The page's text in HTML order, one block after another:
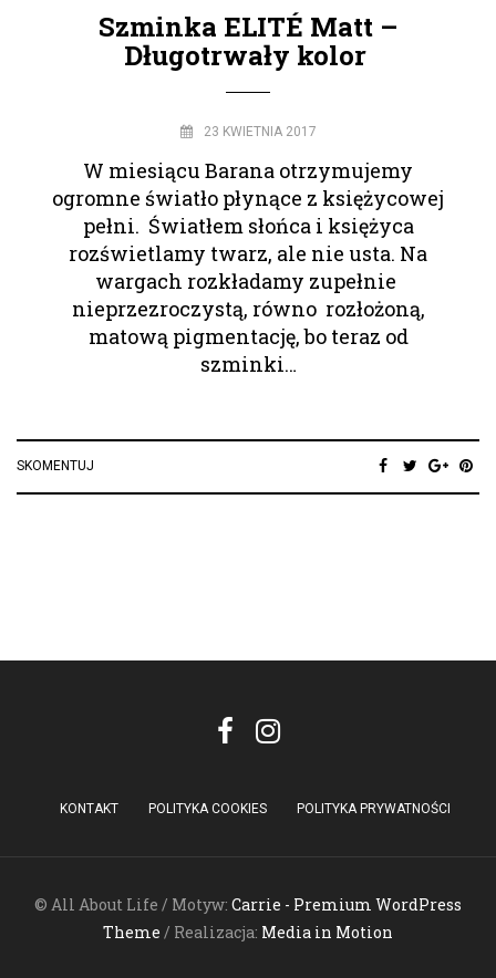
Szminka ELITÉ Matt –
Długotrwały kolor
23 KWIETNIA 2017
W miesiącu Barana otrzymujemy
ogromne światło płynące z księżycowej
pełni. Światłem słońca i księżyca
rozświetlamy twarz, ale nie usta. Na
wargach rozkładamy zupełnie
nieprzezroczystą, równo rozłożoną,
matową pigmentację, bo teraz od
szminki…
SKOMENTUJ
KONTAKT POLITYKA COOKIES POLITYKA PRYWATNOŚCI
© All About Life / Motyw: Carrie - Premium WordPress
Theme / Realizacja: Media in Motion